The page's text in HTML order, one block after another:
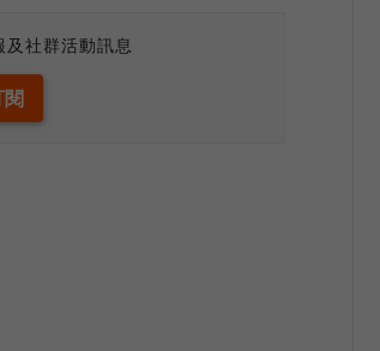
社群活動訊息